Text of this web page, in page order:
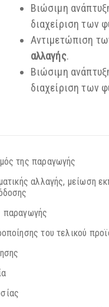
Βιώσιμη
διαχείριση των
Αντιμετώπιση
αλλαγής.
Βιώσιμη
διαχείριση των
της παραγωγής
αλλαγής, μείωση
παραγωγής
του τελικού